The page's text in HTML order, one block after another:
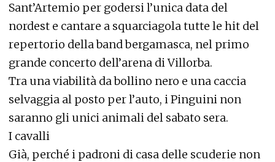
Sant’Artemio per godersi l’unica data del
nordest e cantare a squarciagola tutte le hit del
repertorio della band bergamasca, nel primo
grande concerto dell’arena di Villorba.
Tra una viabilità da bollino nero e una caccia
selvaggia al posto per l’auto, i Pinguini non
saranno gli unici animali del sabato sera.
I cavalli
Già, perché i padroni di casa delle scuderie non